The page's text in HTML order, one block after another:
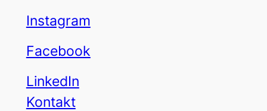
Instagram
Facebook
LinkedIn
Kontakt